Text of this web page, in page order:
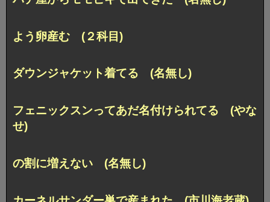
よう卵産む (２科目)
ダウンジャケット着てる (名無し)
フェニックスンってあだ名付けられてる (やな
せ)
の割に増えない (名無し)